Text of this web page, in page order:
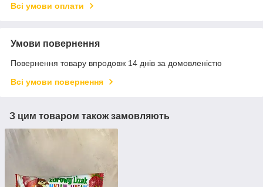
Всі умови оплати
Умови повернення
Повернення товару впродовж 14 днів за домовленістю
Всі умови повернення
З цим товаром також замовляють